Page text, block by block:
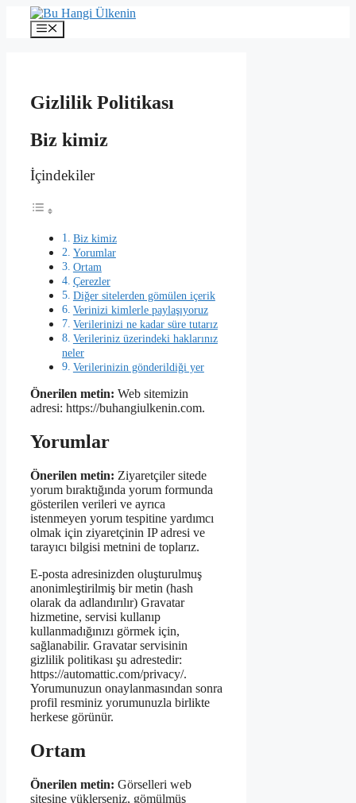
İçeriğe
Menü
Gizlilik Politikası
Biz kimiz
İçindekiler
Biz kimiz
Yorumlar
Ortam
Çerezler
Diğer sitelerden gömülen içerik
Verinizi kimlerle paylaşıyoruz
Verilerinizi ne kadar süre tutarız
Verileriniz üzerindeki haklarınız
neler
Verilerinizin gönderildiği yer
Önerilen metin: Web sitemizin
adresi: https://buhangiulkenin.com.
Yorumlar
Önerilen metin: Ziyaretçiler sitede
yorum bıraktığında yorum formunda
gösterilen verileri ve ayrıca
istenmeyen yorum tespitine yardımcı
olmak için ziyaretçinin IP adresi ve
tarayıcı bilgisi metnini de toplarız.
E-posta adresinizden oluşturulmuş
anonimleştirilmiş bir metin (hash
olarak da adlandırılır) Gravatar
hizmetine, servisi kullanıp
kullanmadığınızı görmek için,
sağlanabilir. Gravatar servisinin
gizlilik politikası şu adrestedir:
https://automattic.com/privacy/.
Yorumunuzun onaylanmasından sonra
profil resminiz yorumunuzla birlikte
herkese görünür.
Ortam
Önerilen metin: Görselleri web
sitesine yüklerseniz, gömülmüş